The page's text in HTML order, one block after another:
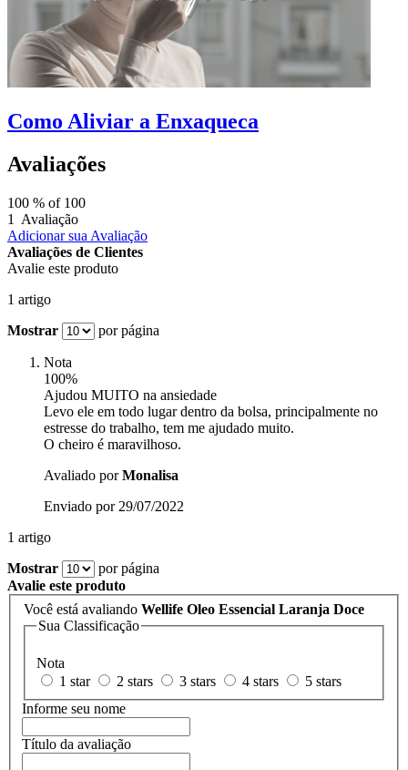
Como Aliviar a Enxaqueca
Avaliações
100 % of 100
1
Avaliação
Adicionar sua Avaliação
Avaliações de Clientes
Avalie este produto
1 artigo
Mostrar
por página
Nota
100%
Ajudou MUITO na ansiedade
Levo ele em todo lugar dentro da bolsa, principalmente no
estresse do trabalho, tem me ajudado muito.
O cheiro é maravilhoso.
Avaliado porMonalisa
Enviado por 29/07/2022
1 artigo
Mostrar
por página
Avalie este produto
Você está avaliando Wellife Oleo Essencial Laranja Doce
Sua Classificação
Nota
1 star
2 stars 3 stars 4 stars
5 stars
Informe seu nome
Título da avaliação